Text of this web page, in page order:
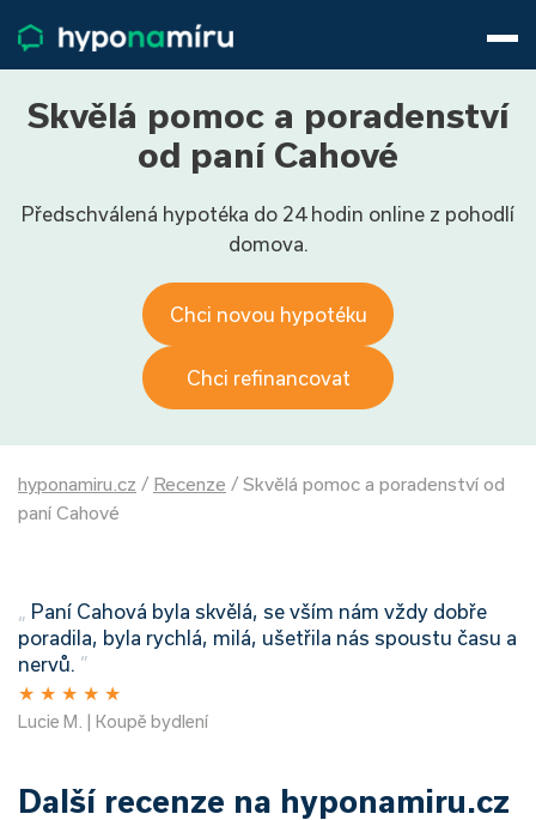
Životní pojištění
Pojištění nemovitosti
Články
800 688 388
9−16 hod.
Skvělá pomoc a poradenství
od paní Cahové
Předschválená hypotéka do 24 hodin online z pohodlí
domova.
Chci novou hypotéku
Chci refinancovat
hyponamiru.cz / Recenze / Skvělá pomoc a poradenství od
paní Cahové
„ Paní Cahová byla skvělá, se vším nám vždy dobře
poradila, byla rychlá, milá, ušetřila nás spoustu času a
nervů. ”
★ ★ ★ ★ ★
Lucie M. | Koupě bydlení
Další recenze na hyponamiru.cz